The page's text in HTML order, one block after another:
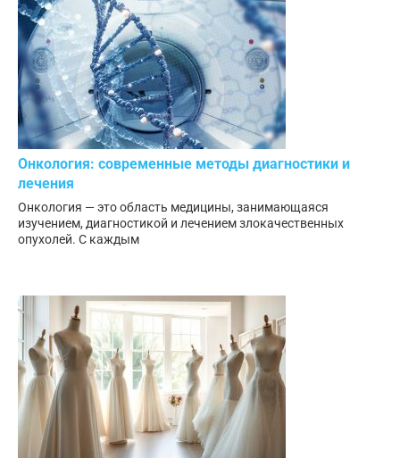
Онкология: современные методы диагностики и
лечения
Онкология — это область медицины, занимающаяся
изучением, диагностикой и лечением злокачественных
опухолей. С каждым